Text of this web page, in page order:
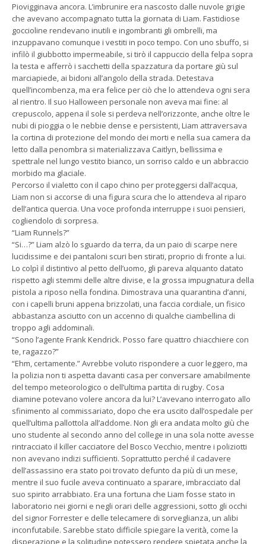
Piovigginava ancora. L’imbrunire era nascosto dalle nuvole grigie
che avevano accompagnato tutta la giornata di Liam. Fastidiose
goccioline rendevano inutili e ingombranti gli ombrelli, ma
inzuppavano comunque i vestiti in poco tempo. Con uno sbuffo, si
infilò il giubbotto impermeabile, si tirò il cappuccio della felpa sopra
la testa e afferrò i sacchetti della spazzatura da portare giù sul
marciapiede, ai bidoni all’angolo della strada. Detestava
quell’incombenza, ma era felice per ciò che lo attendeva ogni sera
al rientro. Il suo Halloween personale non aveva mai fine: al
crepuscolo, appena il sole si perdeva nell’orizzonte, anche oltre le
nubi di pioggia o le nebbie dense e persistenti, Liam attraversava
la cortina di protezione del mondo dei morti e nella sua camera da
letto dalla penombra si materializzava Caitlyn, bellissima e
spettrale nel lungo vestito bianco, un sorriso caldo e un abbraccio
morbido ma glaciale.
Percorso il vialetto con il capo chino per proteggersi dall’acqua,
Liam non si accorse di una figura scura che lo attendeva al riparo
dell’antica quercia. Una voce profonda interruppe i suoi pensieri,
cogliendolo di sorpresa.
“Liam Runnels?”
“Si…?” Liam alzò lo sguardo da terra, da un paio di scarpe nere
lucidissime e dei pantaloni scuri ben stirati, proprio di fronte a lui.
Lo colpì il distintivo al petto dell’uomo, gli pareva alquanto datato
rispetto agli stemmi delle altre divise, e la grossa impugnatura della
pistola a riposo nella fondina. Dimostrava una quarantina d’anni,
con i capelli bruni appena brizzolati, una faccia cordiale, un fisico
abbastanza asciutto con un accenno di qualche ciambellina di
troppo agli addominali.
“Sono l’agente Frank Kendrick. Posso fare quattro chiacchiere con
te, ragazzo?”
“Ehm, certamente.” Avrebbe voluto rispondere a cuor leggero, ma
la polizia non ti aspetta davanti casa per conversare amabilmente
del tempo meteorologico o dell’ultima partita di rugby. Cosa
diamine potevano volere ancora da lui? L’avevano interrogato allo
sfinimento al commissariato, dopo che era uscito dall’ospedale per
quell’ultima pallottola all’addome. Non gli era andata molto giù che
uno studente al secondo anno del college in una sola notte avesse
rintracciato il killer cacciatore del Bosco Vecchio, mentre i poliziotti
non avevano indizi sufficienti. Soprattutto perché il cadavere
dell’assassino era stato poi trovato defunto da più di un mese,
mentre il suo fucile aveva continuato a sparare, imbracciato dal
suo spirito arrabbiato. Era una fortuna che Liam fosse stato in
laboratorio nei giorni e negli orari delle aggressioni, sotto gli occhi
del signor Forrester e delle telecamere di sorveglianza, un alibi
inconfutabile. Sarebbe stato difficile spiegare la verità, come la
disperazione e la solitudine potessero rendere spietata anche la